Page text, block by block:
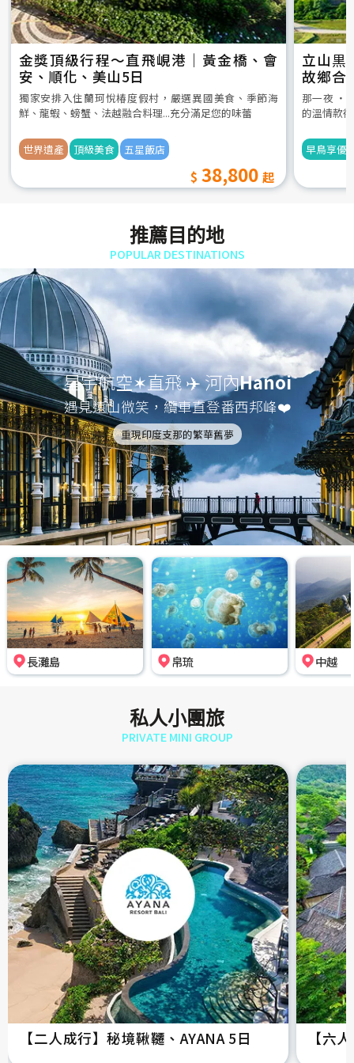
金獎頂級行程～直飛峴港｜黃金橋、會
安、順化、美山5日
獨家安排入住蘭珂悅椿度假村，嚴選異國美食、季節海
鮮、龍蝦、螃蟹、法越融合料理...充分滿足您的味蕾
世界遺產 頂級美食 五星飯店
38,800
立山黒
故鄉合
5日
那一夜 ‧
的溫情款
早鳥享優
推薦目的地
POPULAR DESTINATIONS
星宇航空✶直飛 ✈️ 河內Hanoi
遇見遠山微笑，纜車直登番西邦峰❤️
重現印度支那的繁華舊夢
長灘島 帛琉 中越
私人小團旅
PRIVATE MINI GROUP
【二人成行】秘境鞦韆、AYANA 5日 【六